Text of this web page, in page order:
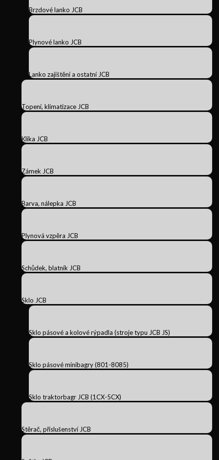
Brzdové lanko JCB
Plynové lanko JCB
Lanko zajištění a ostatní JCB
Topení, klimatizace JCB
Klika JCB
Zámek JCB
Barva, nálepka JCB
Plynová vzpěra JCB
Schůdek, blatník JCB
Sklo JCB
Sklo pásové a kolové rýpadla (stroje typu JCB JS)
Sklo pásové minibagry (801-8085)
Sklo traktorbagr JCB (1CX-5CX)
Stěrač, příslušenství JCB